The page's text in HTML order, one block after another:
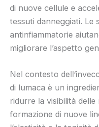
di nuove cellule e
tessuti danneggiati.
antinfiammatorie
migliorare l’aspetto
Nel contesto
di lumaca è un
ridurre la visibilità
formazione di nuove